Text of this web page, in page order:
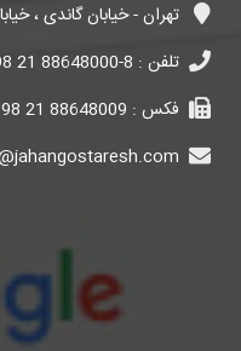
تهران - خیابان گاندی ،
تلفن : 21 88648000-8
فکس : 21 88648009